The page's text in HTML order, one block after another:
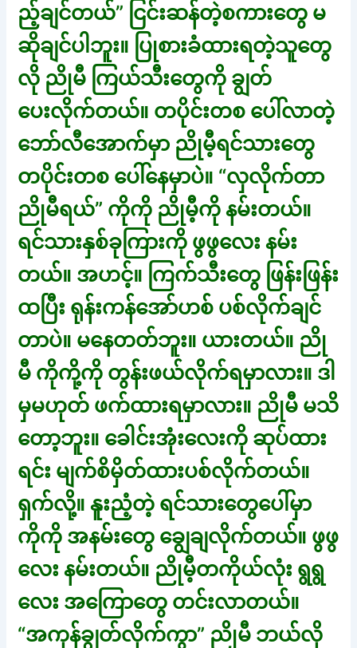
ည့်ချင်တယ်” ငြင်းဆန်တဲ့စကားတွေ မ
ဆိုချင်ပါဘူး။ ပြုစားခံထားရတဲ့သူတွေ
လို ညိုမီ ကြယ်သီးတွေကို ချွတ်
ပေးလိုက်တယ်။ တပိုင်းတစ ပေါ်လာတဲ့
ဘော်လီအောက်မှာ ညိုမီ့ရင်သားတွေ
တပိုင်းတစ ပေါ်နေမှာပဲ။ “လှလိုက်တာ
ညိုမီရယ်” ကိုကို ညိုမီ့ကို နမ်းတယ်။
ရင်သားနှစ်ခုကြားကို ဖွဖွလေး နမ်း
တယ်။ အဟင့်။ ကြက်သီးတွေ ဖြန်းဖြန်း
ထပြီး ရုန်းကန်အော်ဟစ် ပစ်လိုက်ချင်
တာပဲ။ မနေတတ်ဘူး။ ယားတယ်။ ညို
မီ ကိုကို့ကို တွန်းဖယ်လိုက်ရမှာလား။ ဒါ
မှမဟုတ် ဖက်ထားရမှာလား။ ညိုမီ မသိ
တော့ဘူး။ ခေါင်းအုံးလေးကို ဆုပ်ထား
ရင်း မျက်စိမှိတ်ထားပစ်လိုက်တယ်။
ရှက်လို့။ နူးညံ့တဲ့ ရင်သားတွေပေါ်မှာ
ကိုကို အနမ်းတွေ ချွေချလိုက်တယ်။ ဖွဖွ
လေး နမ်းတယ်။ ညိုမီ့တကိုယ်လုံး ရွရွ
လေး အကြောတွေ တင်းလာတယ်။
“အကုန်ချွတ်လိုက်ကွာ” ညိုမီ ဘယ်လို